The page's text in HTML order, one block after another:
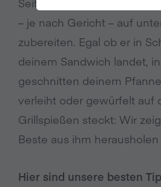
– je nach Gericht – auf
zubereiten. Egal ob er in
deinem Sandwich landet,
geschnitten deinem
verleiht oder gewürfelt auf
Grillspießen steckt: Wir
Beste aus ihm
Hier sind unsere besten